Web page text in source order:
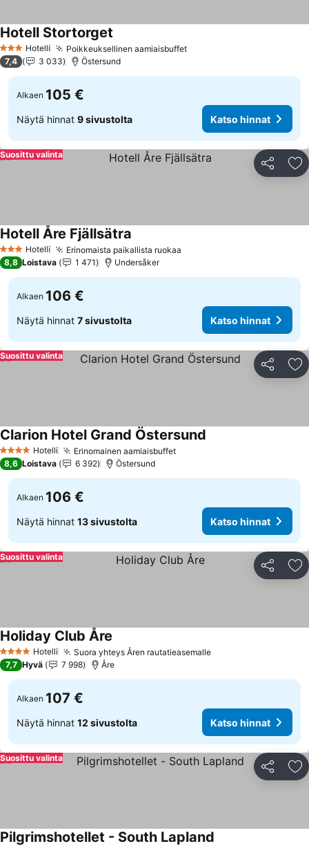
3 Tähtiluokitus
Hotelli Poikkeuksellinen aamiaisbuffetKatso hinnat
Hotell Stortorget
7,4 3 033 Östersund
Alkaen 105 €
Näytä hinnat 9 sivustolta Katso hinnat
Jaa
Suosittu valinta
3 Tähtiluokitus
Hotelli Erinomaista paikallista ruokaa
Hotell Åre Fjällsätra
8,8 Loistava 1 471 Undersåker
Alkaen 106 €
Näytä hinnat 7 sivustolta Katso hinnat
Jaa
Suosittu valinta
4 Tähtiluokitus
Hotelli Erinomainen aamiaisbuffetKatso hinnat
Clarion Hotel Grand Östersund
8,6 Loistava 6 392 Östersund
Alkaen 106 €
Näytä hinnat 13 sivustolta Katso hinnat
Jaa
Suosittu valinta
4 Tähtiluokitus
Hotelli Suora yhteys Åren rautatieasemalleKatso hinnat
Holiday Club Åre Katso hinnat
7,7 Hyvä 7 998 Åre
Alkaen 107 €
Näytä hinnat 12 sivustolta Katso hinnat
Jaa
Suosittu valinta
Pilgrimshotellet - South Lapland